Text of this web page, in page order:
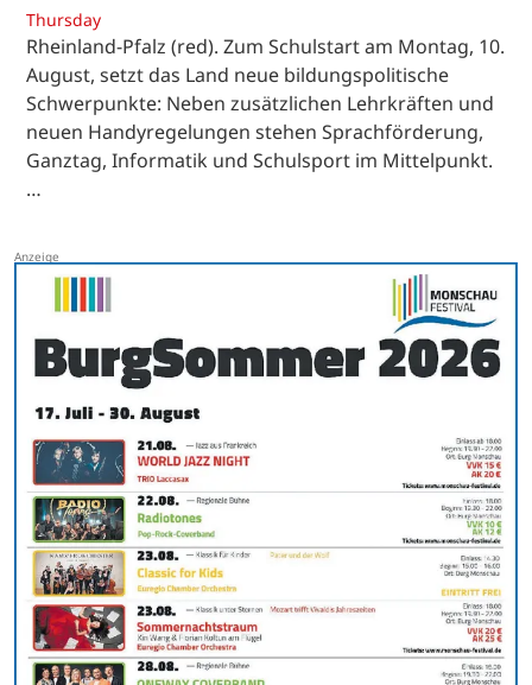
Thursday
Rheinland-Pfalz (red). Zum Schulstart am Montag, 10.
August, setzt das Land neue bildungspolitische
Schwerpunkte: Neben zusätzlichen Lehrkräften und
neuen Handyregelungen stehen Sprachförderung,
Ganztag, Informatik und Schulsport im Mittelpunkt.
…